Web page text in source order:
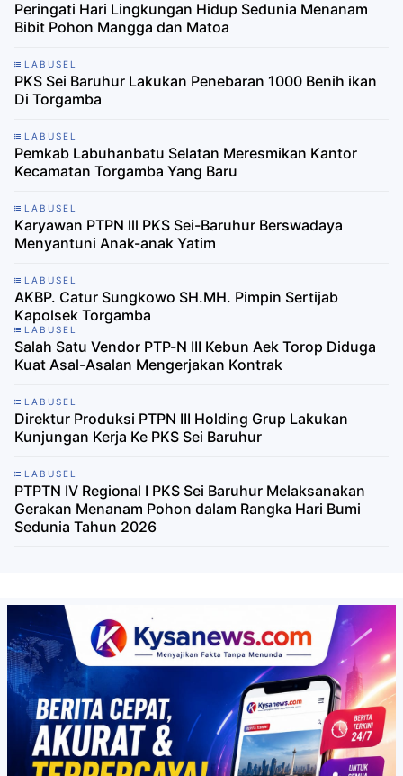
Peringati Hari Lingkungan Hidup Sedunia Menanam
Bibit Pohon Mangga dan Matoa
LABUSEL
PKS Sei Baruhur Lakukan Penebaran 1000 Benih ikan
Di Torgamba
LABUSEL
Pemkab Labuhanbatu Selatan Meresmikan Kantor
Kecamatan Torgamba Yang Baru
LABUSEL
Karyawan PTPN lll PKS Sei-Baruhur Berswadaya
Menyantuni Anak-anak Yatim
LABUSEL
AKBP. Catur Sungkowo SH.MH. Pimpin Sertijab
Kapolsek Torgamba
LABUSEL
Salah Satu Vendor PTP-N III Kebun Aek Torop Diduga
Kuat Asal-Asalan Mengerjakan Kontrak
LABUSEL
Direktur Produksi PTPN III Holding Grup Lakukan
Kunjungan Kerja Ke PKS Sei Baruhur
LABUSEL
PTPTN IV Regional I PKS Sei Baruhur Melaksanakan
Gerakan Menanam Pohon dalam Rangka Hari Bumi
Sedunia Tahun 2026